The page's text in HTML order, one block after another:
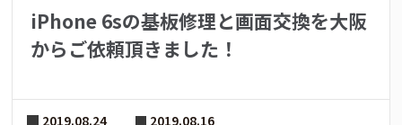
iPhone 6sの基板修理と画面交換を大阪
からご依頼頂きました！
2019.08.24 2019.08.16